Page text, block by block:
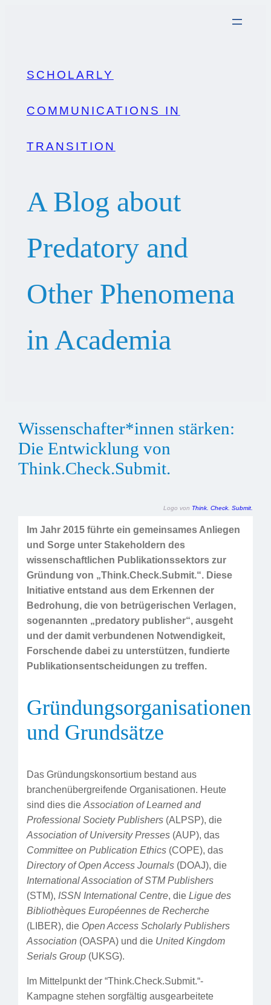
SCHOLARLY
COMMUNICATIONS IN
TRANSITION
A Blog about
Predatory and
Other Phenomena
in Academia
Wissenschafter*innen stärken:
Die Entwicklung von
Think.Check.Submit.
Logo von Think. Check. Submit.
Im Jahr 2015 führte ein gemeinsames Anliegen
und Sorge unter Stakeholdern des
wissenschaftlichen Publikationssektors zur
Gründung von „Think.Check.Submit.“. Diese
Initiative entstand aus dem Erkennen der
Bedrohung, die von betrügerischen Verlagen,
sogenannten „predatory publisher“, ausgeht
und der damit verbundenen Notwendigkeit,
Forschende dabei zu unterstützen, fundierte
Publikationsentscheidungen zu treffen.
Gründungsorganisationen
und Grundsätze
Das Gründungskonsortium bestand aus
branchenübergreifende Organisationen. Heute
sind dies die Association of Learned and
Professional Society Publishers(ALPSP), die
Association of University Presses(AUP), das
Committee on Publication Ethics(COPE), das
Directory of Open Access Journals(DOAJ), die
International Association of STM Publishers
(STM), ISSN International Centre, die Ligue des
Bibliothèques Européennes de Recherche
(LIBER), die Open Access Scholarly Publishers
Association(OASPA) und die United Kingdom
Serials Group (UKSG).
Im Mittelpunkt der “Think.Check.Submit.“-
Kampagne stehen sorgfältig ausgearbeitete